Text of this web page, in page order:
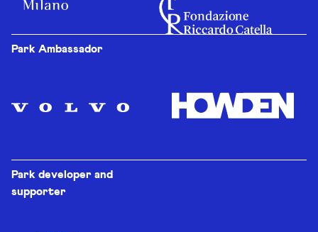
Park Ambassador
Park developer and
supporter